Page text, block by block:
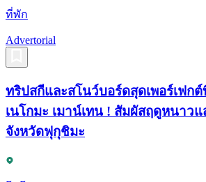
ที่พัก
Advertorial
ทริปสกีและสโนว์บอร์ดสุดเพอร์เฟก
เนโกมะ เมาน์เทน ! สัมผัสฤดูหนาว
จังหวัดฟุกุชิมะ